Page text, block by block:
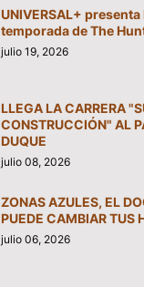
UNIVERSAL+
temporada de The
julio 19, 2026
LLEGA LA CARRERA
CONSTRUCCIÓN" AL
DUQUE
julio 08, 2026
ZONAS AZULES, EL
PUEDE CAMBIAR TUS
julio 06, 2026